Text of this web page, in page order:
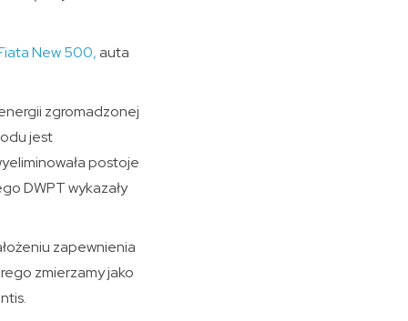
New 500, auta
zgromadzonej
jest
postoje
DWPT wykazały
zapewnienia
zmierzamy jako